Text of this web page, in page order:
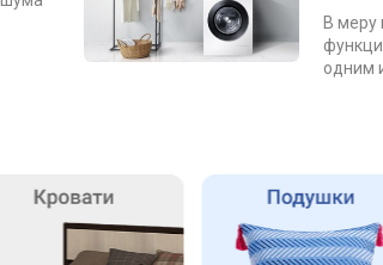
В меру
одним